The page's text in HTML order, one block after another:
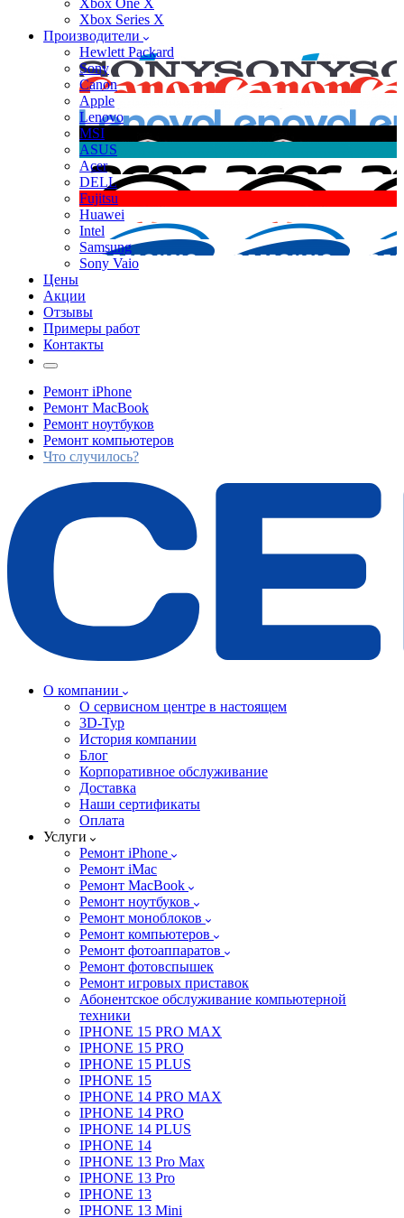
Xbox One X
Xbox Series X
Производители
Hewlett Packard
Sony
Canon
Apple
Lenovo
MSI
ASUS
Acer
DELL
Fujitsu
Huawei
Intel
Samsung
Sony Vaio
Цены
Акции
Отзывы
Примеры работ
Контакты
Ремонт iPhone
Ремонт MacBook
Ремонт ноутбуков
Ремонт компьютеров
Что случилось?
О компании
О сервисном центре в настоящем
3D-Тур
История компании
Блог
Корпоративное обслуживание
Доставка
Наши сертификаты
Оплата
Услуги
Ремонт iPhone
Ремонт iMac
Ремонт MacBook
Ремонт ноутбуков
Ремонт моноблоков
Ремонт компьютеров
Ремонт фотоаппаратов
Ремонт фотовспышек
Ремонт игровых приставок
Абонентское обслуживание компьютерной
техники
IPHONE 15 PRO MAX
IPHONE 15 PRO
IPHONE 15 PLUS
IPHONE 15
IPHONE 14 PRO MAX
IPHONE 14 PRO
IPHONE 14 PLUS
IPHONE 14
IPHONE 13 Pro Max
IPHONE 13 Pro
IPHONE 13
IPHONE 13 Mini